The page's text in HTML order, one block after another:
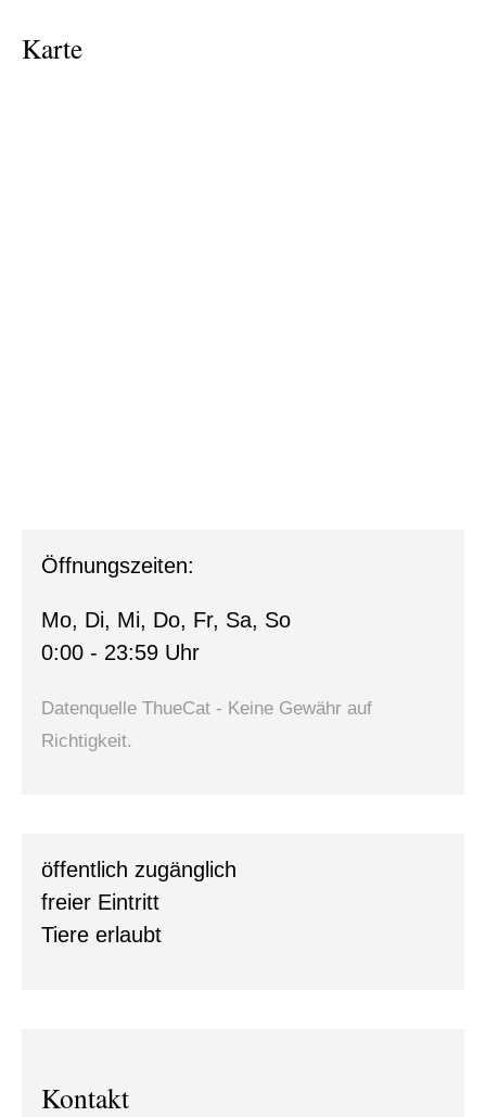
Karte
Öffnungszeiten:
Mo, Di, Mi, Do, Fr, Sa, So
0:00 - 23:59 Uhr
Datenquelle ThueCat - Keine Gewähr auf
Richtigkeit.
öffentlich zugänglich
freier Eintritt
Tiere erlaubt
Kontakt